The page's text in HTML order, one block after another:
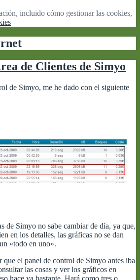
incluido cómo gestionar las cookies,
de Clientes de Simyo
de Simyo, me he dado con el siguiente
de Simyo no sabe cambiar de día, ya que,
en los detalles, las gráficas no se dan
«todo en uno».
que el panel de control de Simyo antes iba
las cosas y ver los gráficos en
hace ya bastante. Hará como tres o